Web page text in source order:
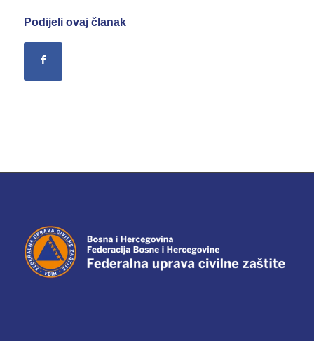
Podijeli ovaj članak